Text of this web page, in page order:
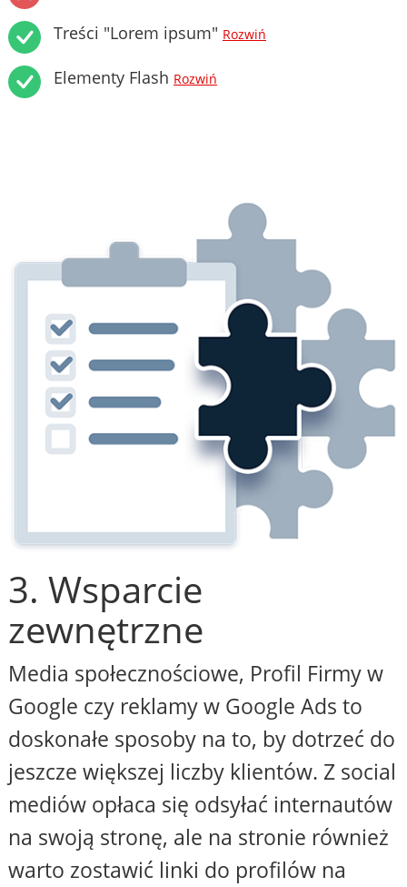
Treści "Lorem ipsum" Rozwiń
Elementy Flash Rozwiń
3. Wsparcie
zewnętrzne
Media społecznościowe, Profil Firmy w
Google czy reklamy w Google Ads to
doskonałe sposoby na to, by dotrzeć do
jeszcze większej liczby klientów. Z social
mediów opłaca się odsyłać internautów
na swoją stronę, ale na stronie również
warto zostawić linki do profilów na